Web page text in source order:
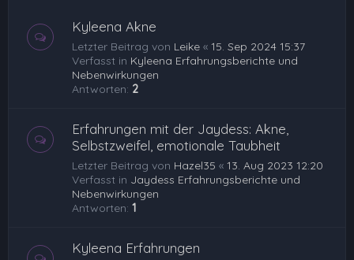
Kyleena Akne
Letzter Beitrag von Leike « 15. Sep 2024 15:37
Verfasst in Kyleena Erfahrungsberichte und
Nebenwirkungen
Antworten: 2
Erfahrungen mit der Jaydess: Akne,
Selbstzweifel, emotionale Taubheit
Letzter Beitrag von Hazel35 « 13. Aug 2023 12:20
Verfasst in Jaydess Erfahrungsberichte und
Nebenwirkungen
Antworten: 1
Kyleena Erfahrungen